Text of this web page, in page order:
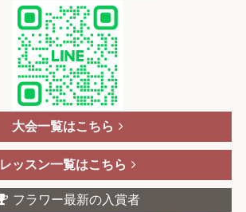
大会一覧はこちら
レッスン一覧はこちら
フラワー最新の入賞者